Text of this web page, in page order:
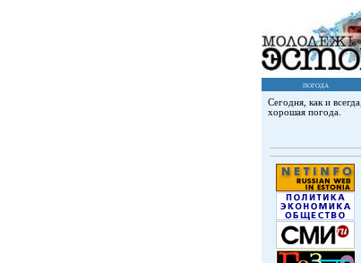
погода
Сегодня, как и всегда,
хорошая погода.